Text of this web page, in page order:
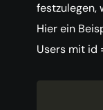
festzulegen,
Hier ein
Users mit id